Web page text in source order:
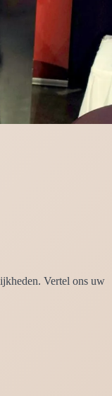
Vertel ons uw